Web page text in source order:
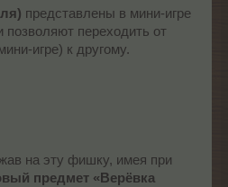
представлены в мини-игре
позволяют переходить от
игре) к другому.
на эту фишку, имея при
предмет «Верёвка